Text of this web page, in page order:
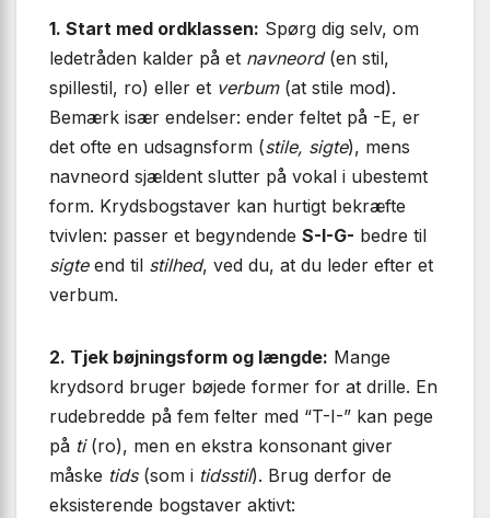
1. Start med ordklassen: Spørg dig selv, om
ledetråden kalder på et navneord(en stil,
spillestil, ro) eller et verbum(at stile mod).
Bemærk især endelser: ender feltet på -E, er
det ofte en udsagnsform (stile, sigte), mens
navneord sjældent slutter på vokal i ubestemt
form. Krydsbogstaver kan hurtigt bekræfte
tvivlen: passer et begyndende S-I-G- bedre til
sigteend til stilhed, ved du, at du leder efter et
verbum.
2. Tjek bøjningsform og længde: Mange
krydsord bruger bøjede former for at drille. En
rudebredde på fem felter med “T-I-” kan pege
på ti(ro), men en ekstra konsonant giver
måske tids(som i tidsstil). Brug derfor de
eksisterende bogstaver aktivt: